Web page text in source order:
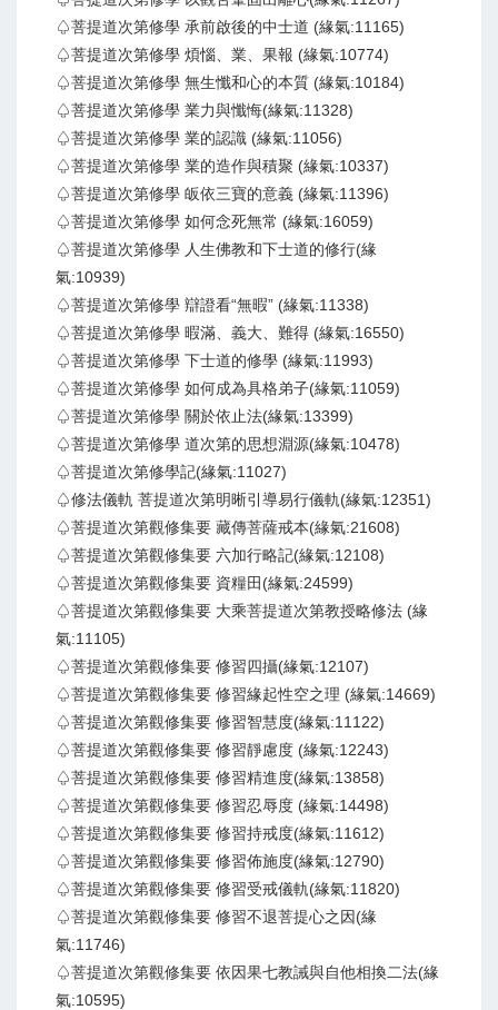
♤菩提道次第修學 承前啟後的中士道 (緣氣:11165)
♤菩提道次第修學 煩惱、業、果報 (緣氣:10774)
♤菩提道次第修學 無生懺和心的本質 (緣氣:10184)
♤菩提道次第修學 業力與懺悔(緣氣:11328)
♤菩提道次第修學 業的認識 (緣氣:11056)
♤菩提道次第修學 業的造作與積聚 (緣氣:10337)
♤菩提道次第修學 皈依三寶的意義 (緣氣:11396)
♤菩提道次第修學 如何念死無常 (緣氣:16059)
♤菩提道次第修學 人生佛教和下士道的修行(緣
氣:10939)
♤菩提道次第修學 辯證看“無暇” (緣氣:11338)
♤菩提道次第修學 暇滿、義大、難得 (緣氣:16550)
♤菩提道次第修學 下士道的修學 (緣氣:11993)
♤菩提道次第修學 如何成為具格弟子(緣氣:11059)
♤菩提道次第修學 關於依止法(緣氣:13399)
♤菩提道次第修學 道次第的思想淵源(緣氣:10478)
♤菩提道次第修學記(緣氣:11027)
♤修法儀軌 菩提道次第明晰引導易行儀軌(緣氣:12351)
♤菩提道次第觀修集要 藏傳菩薩戒本(緣氣:21608)
♤菩提道次第觀修集要 六加行略記(緣氣:12108)
♤菩提道次第觀修集要 資糧田(緣氣:24599)
♤菩提道次第觀修集要 大乘菩提道次第教授略修法 (緣
氣:11105)
♤菩提道次第觀修集要 修習四攝(緣氣:12107)
♤菩提道次第觀修集要 修習緣起性空之理 (緣氣:14669)
♤菩提道次第觀修集要 修習智慧度(緣氣:11122)
♤菩提道次第觀修集要 修習靜慮度 (緣氣:12243)
♤菩提道次第觀修集要 修習精進度(緣氣:13858)
♤菩提道次第觀修集要 修習忍辱度 (緣氣:14498)
♤菩提道次第觀修集要 修習持戒度(緣氣:11612)
♤菩提道次第觀修集要 修習佈施度(緣氣:12790)
♤菩提道次第觀修集要 修習受戒儀軌(緣氣:11820)
♤菩提道次第觀修集要 修習不退菩提心之因(緣
氣:11746)
♤菩提道次第觀修集要 依因果七教誡與自他相換二法(緣
氣:10595)